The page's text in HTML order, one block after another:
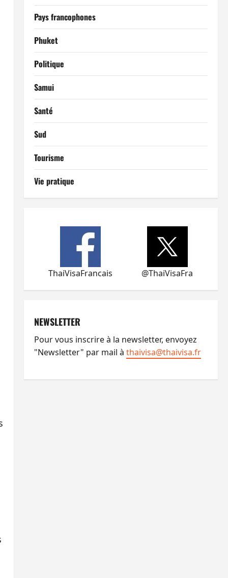
Pays francophones
Phuket
Politique
Samui
Santé
Sud
Tourisme
Vie pratique
ThaiVisaFrancais @ThaiVisaFra
NEWSLETTER
Pour vous inscrire à la newsletter, envoyez
"Newsletter" par mail à thaivisa@thaivisa.fr